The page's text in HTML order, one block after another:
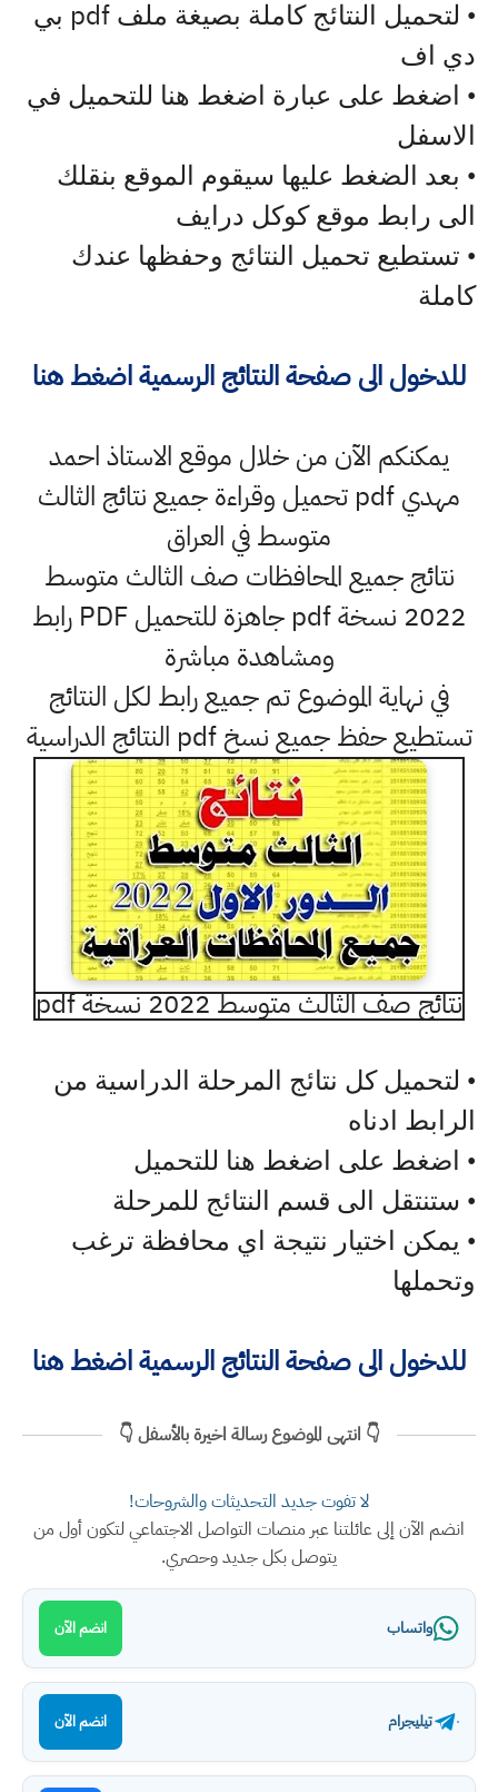
• لتحميل النتائج كاملة بصيغة ملف pdf بي
دي اف
• اضغط على عبارة اضغط هنا للتحميل في
الاسفل
• بعد الضغط عليها سيقوم الموقع بنقلك
الى رابط موقع كوكل درايف
• تستطيع تحميل النتائج وحفظها عندك
كاملة
للدخول الى صفحة النتائج الرسمية اضغط هنا
يمكنكم الآن من خلال موقع الاستاذ احمد
مهدي pdf تحميل وقراءة جميع نتائج الثالث
متوسط في العراق
نتائج جميع المحافظات صف الثالث متوسط
2022 نسخة pdf جاهزة للتحميل PDF رابط
ومشاهدة مباشرة
في نهاية الموضوع تم جميع رابط لكل النتائج
تستطيع حفظ جميع نسخ pdf النتائج الدراسية
نتائج صف الثالث متوسط 2022 نسخة pdf
• لتحميل كل نتائج المرحلة الدراسية من
الرابط ادناه
• اضغط على اضغط هنا للتحميل
• ستنتقل الى قسم النتائج للمرحلة
• يمكن اختيار نتيجة اي محافظة ترغب
وتحملها
للدخول الى صفحة النتائج الرسمية اضغط هنا
👇 انتهى الموضوع رسالة اخيرة بالأسفل 👇
لا تفوت جديد التحديثات والشروحات!
انضم الآن إلى عائلتنا عبر منصات التواصل الاجتماعي لتكون أول من
يتوصل بكل جديد وحصري.
واتساب انضم الآن
تيليجرام انضم الآن